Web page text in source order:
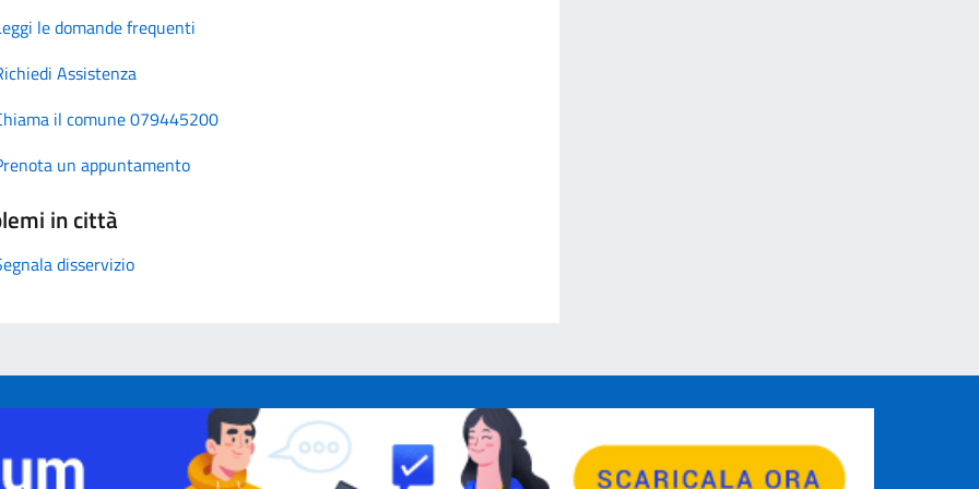
le domande frequenti
Assistenza
il comune 079445200
un appuntamento
in città
disservizio